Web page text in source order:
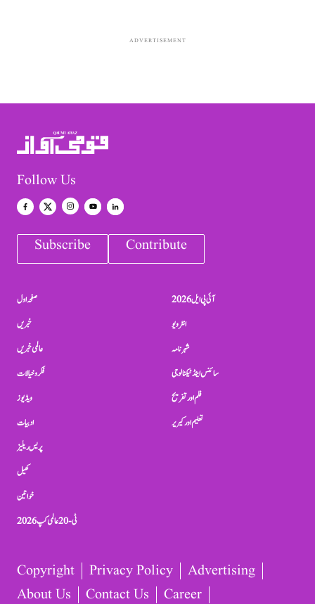
ADVERTISEMENT
Follow Us
Subscribe Contribute
صفحہ اول
خبریں
عالمی خبریں
فکر و خیالات
ویڈیوز
ادبیات
پریس ریلیز
کھیل
خواتین
ٹی-20 عالمی کپ 2026
آئی پی ایل 2026
انٹرویو
شہرنامہ
سائنس اینڈ ٹیکنالوجی
فلم اور تفریح
تعلیم اور کیریر
Copyright Privacy Policy
Advertising
About Us
Contact Us Career